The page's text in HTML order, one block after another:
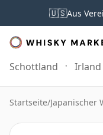
🇺🇸Aus
Schottland Irland
Startseite/Japanischer